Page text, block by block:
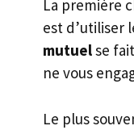
La première
est d’utiliser
mutuelse
ne vous
Le plus